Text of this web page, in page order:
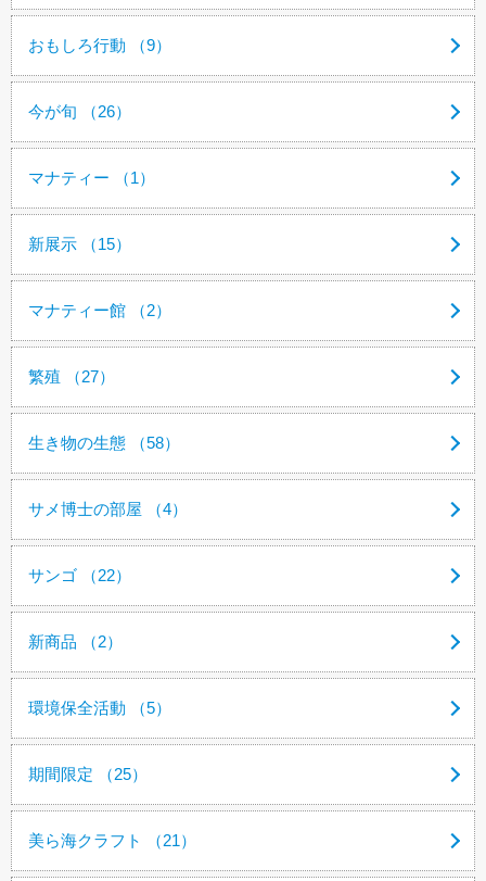
おもしろ行動 （9）
今が旬 （26）
マナティー （1）
新展示 （15）
マナティー館 （2）
繁殖 （27）
生き物の生態 （58）
サメ博士の部屋 （4）
サンゴ （22）
新商品 （2）
環境保全活動 （5）
期間限定 （25）
美ら海クラフト （21）